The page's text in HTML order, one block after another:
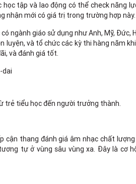
tập và lao động có thể check năng
nhận mới có giá trị trong trường hợp này.
ngành giáo sử dụng như Anh, Mỹ, Đức,
luyện, và tổ chức các kỳ thi hàng năm
và đánh giá tốt.
trẻ tiểu học đến người trưởng thành.
cận thang đánh giá âm nhạc chất lượng
tự ở vùng sâu vùng xa. Đây là cơ